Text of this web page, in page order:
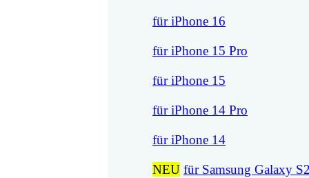
für iPhone 16
für iPhone 15 Pro
für iPhone 15
für iPhone 14 Pro
für iPhone 14
NEU für Samsung Galaxy